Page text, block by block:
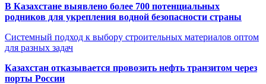
В Казахстане выявлено более 700 потенциальных
родников для укрепления водной безопасности страны
Системный подход к выбору строительных материалов оптом
для разных задач
Казахстан отказывается провозить нефть транзитом через
порты России